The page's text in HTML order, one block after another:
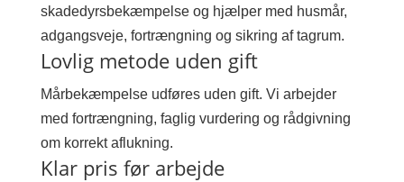
skadedyrsbekæmpelse og hjælper med husmår,
adgangsveje, fortrængning og sikring af tagrum.
Lovlig metode uden gift
Mårbekæmpelse udføres uden gift. Vi arbejder
med fortrængning, faglig vurdering og rådgivning
om korrekt aflukning.
Klar pris før arbejde